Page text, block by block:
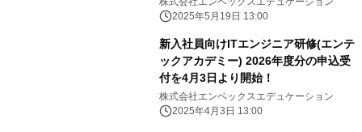
2025年5月19日 13:00
新入社員向けITエンジニア研修(エンテ
ックアカデミー) 2026年度分の申込受
付を4月3日より開始！
株式会社エンベックスエデュケーション
2025年4月3日 13:00